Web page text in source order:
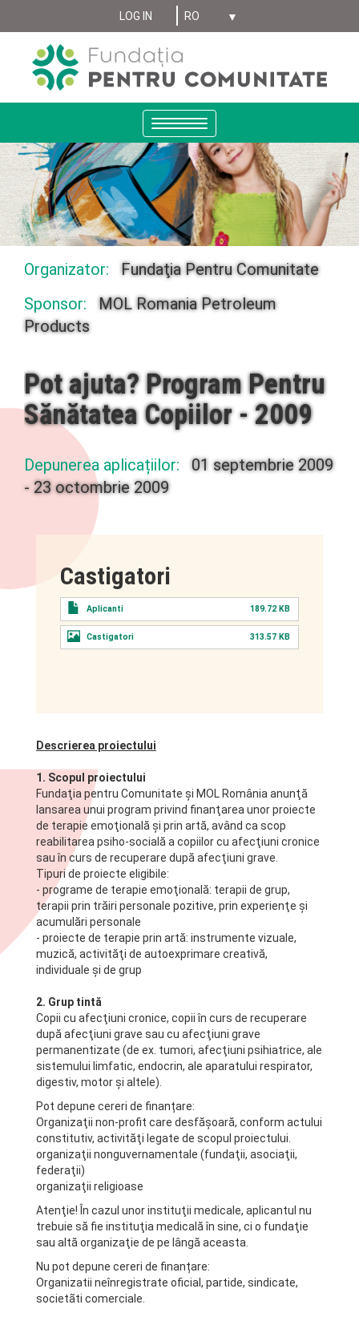
principal
MENIU
CONT
UTILIZATOR
ANONYMUS
LOG IN
Select your language
Toggle
navigation
Organizator:
Fundaţia Pentru Comunitate
Sponsor:
MOL Romania Petroleum
Products
Pot ajuta? Program Pentru
Sănătatea Copiilor - 2009
Depunerea aplicațiilor:
01 septembrie 2009
- 23 octombrie 2009
Castigatori
Aplicanti 189.72 KB
Castigatori 313.57 KB
Descrierea proiectului
1. Scopul proiectului
Fundaţia pentru Comunitate şi MOL România anunţă
lansarea unui program privind finanţarea unor proiecte
de terapie emoţională şi prin artă, având ca scop
reabilitarea psiho-socială a copiilor cu afecţiuni cronice
sau în curs de recuperare după afecţiuni grave.
Tipuri de proiecte eligibile:
- programe de terapie emoţională: terapii de grup,
terapii prin trăiri personale pozitive, prin experienţe şi
acumulări personale
- proiecte de terapie prin artă: instrumente vizuale,
muzică, activităţi de autoexprimare creativă,
individuale şi de grup
2. Grup tintă
Copii cu afecţiuni cronice, copii în curs de recuperare
după afecţiuni grave sau cu afecţiuni grave
permanentizate (de ex. tumori, afecţiuni psihiatrice, ale
sistemului limfatic, endocrin, ale aparatului respirator,
digestiv, motor şi altele).
Pot depune cereri de finanțare:
Organizaţii non-profit care desfăşoară, conform actului
constitutiv, activităţi legate de scopul proiectului.
organizaţii nonguvernamentale (fundaţii, asociaţii,
federaţii)
organizaţii religioase
Atenţie! În cazul unor instituţii medicale, aplicantul nu
trebuie să fie instituţia medicală în sine, ci o fundaţie
sau altă organizaţie de pe lângă aceasta.
Nu pot depune cereri de finanțare:
Organizatii neînregistrate oficial, partide, sindicate,
societãti comerciale.